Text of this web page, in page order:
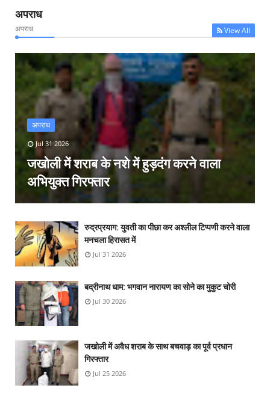
अपराध
अपराध View All
अपराध
Jul 31 2026
जखोली में शराब के नशे में हुड़दंग करने वाला
अभियुक्त गिरफ्तार
रुद्रप्रयाग: युवती का पीछा कर अश्लील टिप्पणी करने वाला
मनचला हिरासत में
Jul 31 2026
बद्रीनाथ धाम: भगवान नारायण का सोने का मुकुट चोरी
Jul 30 2026
जखोली में अवैध शराब के साथ बचवाड़ का पूर्व प्रधान
गिरफ्तार
Jul 25 2026